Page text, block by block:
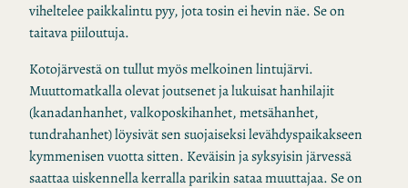
viheltelee paikkalintu pyy, jota tosin ei hevin näe. Se on
taitava piiloutuja.
Kotojärvestä on tullut myös melkoinen lintujärvi.
Muuttomatkalla olevat joutsenet ja lukuisat hanhilajit
(kanadanhanhet, valkoposkihanhet, metsähanhet,
tundrahanhet) löysivät sen suojaiseksi levähdyspaikakseen
kymmenisen vuotta sitten. Keväisin ja syksyisin järvessä
saattaa uiskennella kerralla parikin sataa muuttajaa. Se on